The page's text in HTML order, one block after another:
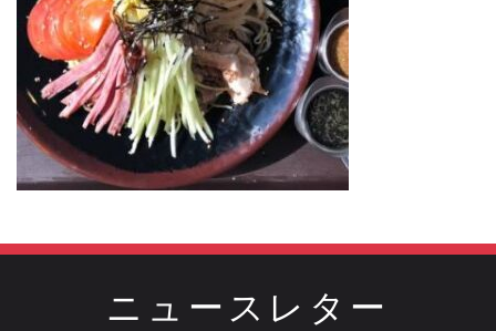
ニュースレター